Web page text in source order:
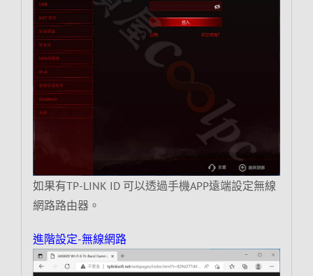
如果有TP-LINK ID 可以透過手機APP遠端設定無線
網路路由器。
進階設定-無線網路